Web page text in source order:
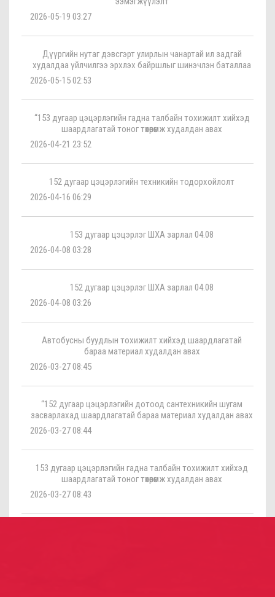
2026-05-19 03:27
Дүүргийн нутаг дэвсгэрт улирлын чанартай ил задгай
худалдаа үйлчилгээ эрхлэх байршлыг шинэчлэн баталлаа
2026-05-15 02:53
“153 дугаар цэцэрлэгийн гадна талбайн тохижилт хийхэд
шаардлагатай тоног төхөөрөмж худалдан авах
2026-04-21 23:52
152 дугаар цэцэрлэгийн техникийн тодорхойлолт
2026-04-16 06:29
153 дугаар цэцэрлэг ШХА зарлал 04.08
2026-04-08 03:28
152 дугаар цэцэрлэг ШХА зарлал 04.08
2026-04-08 03:26
Автобусны буудлын тохижилт хийхэд шаардлагатай
бараа материал худалдан авах
2026-03-27 08:45
“152 дугаар цэцэрлэгийн дотоод сантехникийн шугам
засварлахад шаардлагатай бараа материал худалдан авах
2026-03-27 08:44
153 дугаар цэцэрлэгийн гадна талбайн тохижилт хийхэд
шаардлагатай тоног төхөөрөмж худалдан авах
2026-03-27 08:43